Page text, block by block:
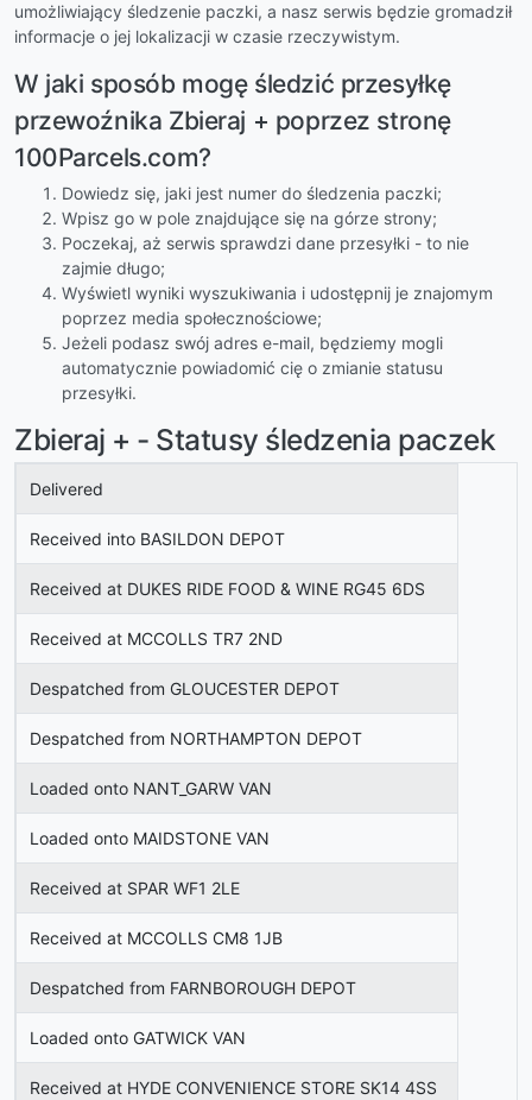
umożliwiający śledzenie paczki, a nasz serwis będzie gromadził
informacje o jej lokalizacji w czasie rzeczywistym.
W jaki sposób mogę śledzić przesyłkę
przewoźnika Zbieraj + poprzez stronę
100Parcels.com?
Dowiedz się, jaki jest numer do śledzenia paczki;
Wpisz go w pole znajdujące się na górze strony;
Poczekaj, aż serwis sprawdzi dane przesyłki - to nie
zajmie długo;
Wyświetl wyniki wyszukiwania i udostępnij je znajomym
poprzez media społecznościowe;
Jeżeli podasz swój adres e-mail, będziemy mogli
automatycznie powiadomić cię o zmianie statusu
przesyłki.
Zbieraj + - Statusy śledzenia paczek
Delivered
Received into BASILDON DEPOT
Received at DUKES RIDE FOOD & WINE RG45 6DS
Received at MCCOLLS TR7 2ND
Despatched from GLOUCESTER DEPOT
Despatched from NORTHAMPTON DEPOT
Loaded onto NANT_GARW VAN
Loaded onto MAIDSTONE VAN
Received at SPAR WF1 2LE
Received at MCCOLLS CM8 1JB
Despatched from FARNBOROUGH DEPOT
Loaded onto GATWICK VAN
Received at HYDE CONVENIENCE STORE SK14 4SS